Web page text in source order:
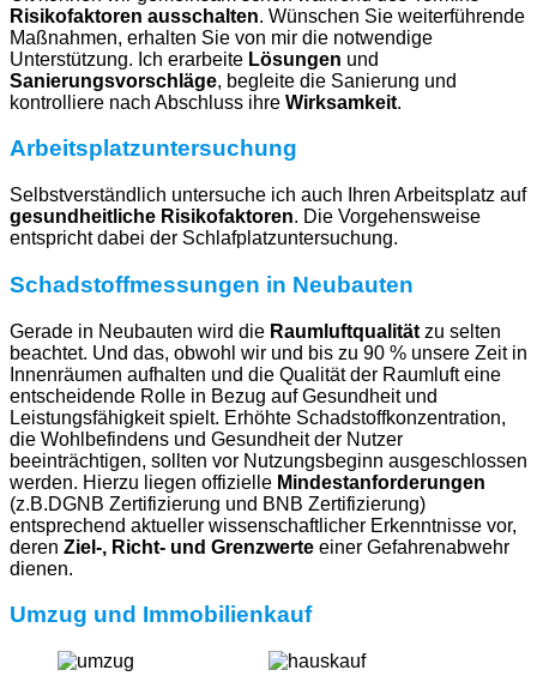
Risikofaktoren ausschalten. Wünschen Sie weiterführende
Maßnahmen, erhalten Sie von mir die notwendige
Unterstützung. Ich erarbeite Lösungen und
Sanierungsvorschläge, begleite die Sanierung und
kontrolliere nach Abschluss ihre Wirksamkeit.
Arbeitsplatzuntersuchung
Selbstverständlich untersuche ich auch Ihren Arbeitsplatz auf
gesundheitliche Risikofaktoren. Die Vorgehensweise
entspricht dabei der Schlafplatzuntersuchung.
Schadstoffmessungen in Neubauten
Gerade in Neubauten wird die Raumluftqualität zu selten
beachtet. Und das, obwohl wir und bis zu 90 % unsere Zeit in
Innenräumen aufhalten und die Qualität der Raumluft eine
entscheidende Rolle in Bezug auf Gesundheit und
Leistungsfähigkeit spielt. Erhöhte Schadstoffkonzentration,
die Wohlbefindens und Gesundheit der Nutzer
beeinträchtigen, sollten vor Nutzungsbeginn ausgeschlossen
werden. Hierzu liegen offizielle Mindestanforderungen
(z.B.DGNB Zertifizierung und BNB Zertifizierung)
entsprechend aktueller wissenschaftlicher Erkenntnisse vor,
deren Ziel-, Richt- und Grenzwerte einer Gefahrenabwehr
dienen.
Umzug und Immobilienkauf